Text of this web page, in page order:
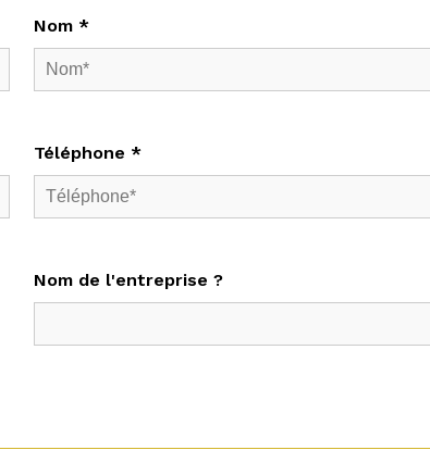
Nom *
Téléphone *
Nom de l'entreprise ?